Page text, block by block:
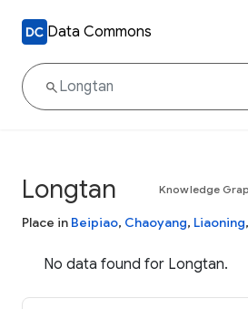
Data Commons
Longtan Knowledge
Place in Beipiao, Chaoyang, Liaoning,
No data found for Longtan.